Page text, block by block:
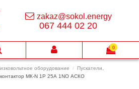
оборудование
Пускатели,
МК-N 1P 25А 1NO АСКО
zakaz@sokol.energy
067 444 02 20
0